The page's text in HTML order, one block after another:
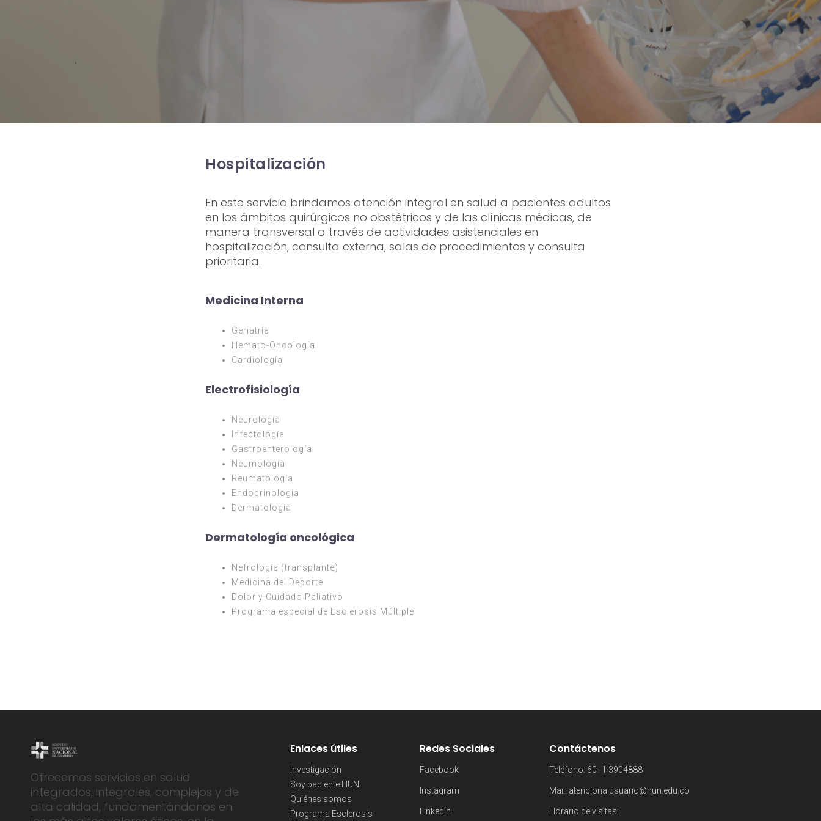
Hospitalización
En este servicio brindamos atención integral en salud a pacientes adultos
en los ámbitos quirúrgicos no obstétricos y de las clínicas médicas, de
manera transversal a través de actividades asistenciales en
hospitalización, consulta externa, salas de procedimientos y consulta
prioritaria.
Medicina Interna
Geriatría
Hemato-Oncología
Cardiología
Electrofisiología
Neurología
Infectología
Gastroenterología
Neumología
Reumatología
Endocrinología
Dermatología
Dermatología oncológica
Nefrología (transplante)
Medicina del Deporte
Dolor y Cuidado Paliativo
Programa especial de Esclerosis Múltiple
Ofrecemos servicios en salud
integrados, integrales, complejos y de
alta calidad, fundamentándonos en
Enlaces útiles
Investigación
Soy paciente HUN
Quiénes somos
Programa Esclerosis
Redes Sociales
Facebook
Instagram
LinkedIn
Contáctenos
Teléfono: 60+1 3904888
Mail: atencionalusuario@hun.edu.co
Horario de visitas: